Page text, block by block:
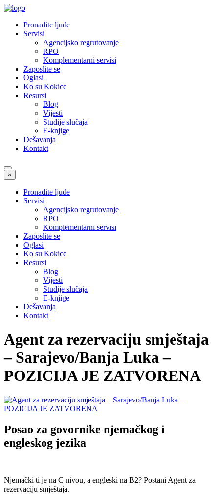
Pronađite ljude
Servisi
Agencijsko regrutovanje
RPO
Komplementarni servisi
Zaposlite se
Oglasi
Ko su Kokice
Resursi
Blog
Vijesti
Studije slučaja
E-knjige
Dešavanja
Kontakt
×
Pronađite ljude
Servisi
Agencijsko regrutovanje
RPO
Komplementarni servisi
Zaposlite se
Oglasi
Ko su Kokice
Resursi
Blog
Vijesti
Studije slučaja
E-knjige
Dešavanja
Kontakt
Agent za rezervaciju smještaja
– Sarajevo/Banja Luka –
POZICIJA JE ZATVORENA
Posao za govornike njemačkog i
engleskog jezika
Njemački ti je na C nivou, a engleski na B2? Postani Agent za
rezervaciju smještaja.